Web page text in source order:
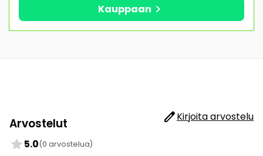
Kauppaan chevron_right
Arvostelut editKirjoita arvostelu
star 5.0(0 arvostelua)